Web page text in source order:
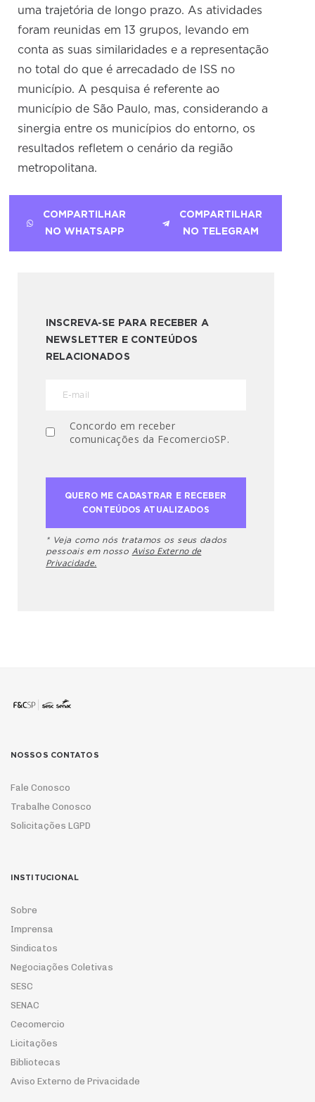
uma trajetória de longo prazo. As atividades
foram reunidas em 13 grupos, levando em
conta as suas similaridades e a representação
no total do que é arrecadado de ISS no
município. A pesquisa é referente ao
município de São Paulo, mas, considerando a
sinergia entre os municípios do entorno, os
resultados refletem o cenário da região
metropolitana.
COMPARTILHAR
NO WHATSAPP
COMPARTILHAR
NO TELEGRAM
INSCREVA-SE PARA RECEBER A
NEWSLETTER E CONTEÚDOS
RELACIONADOS
Concordo em receber
comunicações da FecomercioSP.
* Veja como nós tratamos os seus dados
pessoais em nosso Aviso Externo de
Privacidade.
NOSSOS CONTATOS
Fale Conosco
Trabalhe Conosco
Solicitações LGPD
INSTITUCIONAL
Sobre
Imprensa
Sindicatos
Negociações Coletivas
SESC
SENAC
Cecomercio
Licitações
Bibliotecas
Aviso Externo de Privacidade